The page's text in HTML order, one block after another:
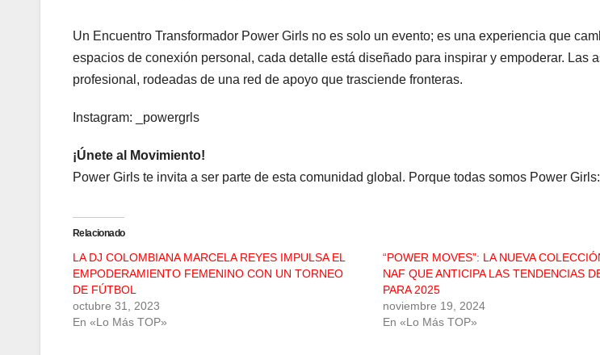
Un Encuentro Transformador Power Girls no es solo un evento; es una experiencia que
espacios de conexión personal, cada detalle está diseñado para inspirar y empoderar.
profesional, rodeadas de una red de apoyo que trasciende fronteras.
Instagram: _powergrls
¡Únete al Movimiento!
Power Girls te invita a ser parte de esta comunidad global. Porque todas somos Power
Relacionado
LA DJ COLOMBIANA MARCELA REYES IMPULSA EL
EMPODERAMIENTO FEMENINO CON UN TORNEO
DE FÚTBOL
octubre 31, 2023
En «Lo Más TOP»
“POWER MOVES”: LA NUEVA
NAF QUE ANTICIPA LAS TENDENCIAS
PARA 2025
noviembre 19, 2024
En «Lo Más TOP»